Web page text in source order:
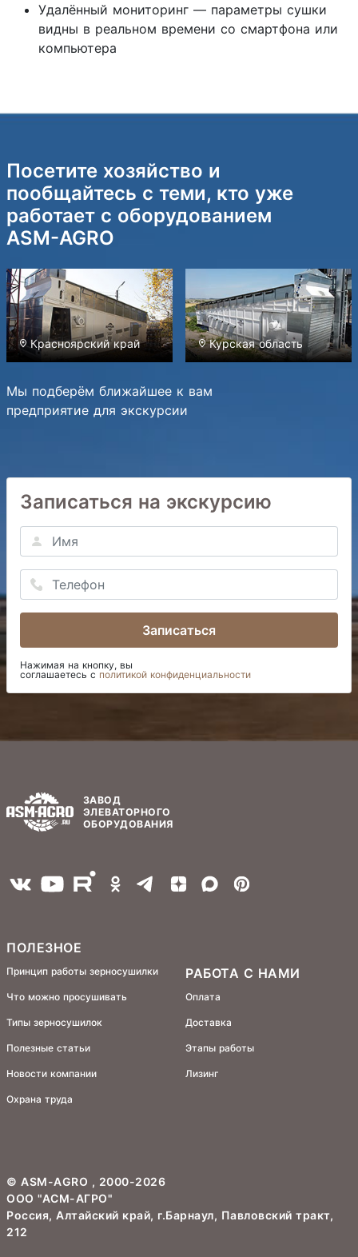
Удалённый мониторинг — параметры сушки
видны в реальном времени со смартфона или
компьютера
Посетите хозяйство и
пообщайтесь с теми, кто уже
работает с оборудованием
ASM-AGRO
Красноярский край Курская область
Мы подберём ближайшее к вам
предприятие для экскурсии
Записаться на экскурсию
Записаться
Нажимая на кнопку, вы
соглашаетесь с политикой конфиденциальности
ЗАВОД
ЭЛЕВАТОРНОГО
ОБОРУДОВАНИЯ
ПОЛЕЗНОЕ
Принцип работы зерносушилки
Что можно просушивать
Типы зерносушилок
Полезные статьи
Новости компании
Охрана труда
РАБОТА С НАМИ
Оплата
Доставка
Этапы работы
Лизинг
© ASM-AGRO , 2000-2026
ООО "АСМ-АГРО"
Россия, Алтайский край, г.Барнаул, Павловский тракт,
212